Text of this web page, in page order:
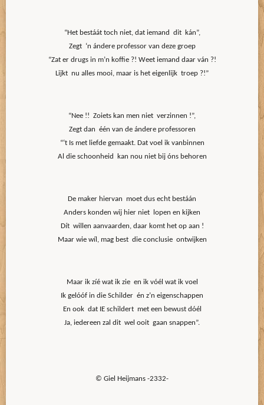
“Het bestáát toch niet, dat iemand dit kán”,
Zegt ‘n ándere professor van deze groep
“Zat er drugs in m’n koffie ?! Weet iemand daar ván ?!
Lijkt nu alles mooi, maar is het eigenlijk troep ?!”
“Nee !! Zoiets kan men niet verzinnen !”,
Zegt dan één van de ándere professoren
“‘t Is met liefde gemaakt. Dat voel ik vanbinnen
Al die schoonheid kan nou niet bij óns behoren
De maker hiervan moet dus echt bestáán
Anders konden wij hier niet lopen en kijken
Dít willen aanvaarden, daar komt het op aan !
Maar wie wíl, mag best die conclusie ontwijken
Maar ik zíé wat ik zie en ik vóél wat ik voel
Ik gelóóf in die Schilder én z’n eigenschappen
En ook dat IE schildert met een bewust dóél
Ja, iedereen zal dit wel ooit gaan snappen”.
© Giel Heijmans -2332-